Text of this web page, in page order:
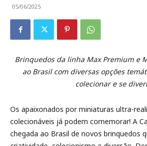
05/06/2025
Brinquedos da linha Max Premium e
ao Brasil com diversas opções
colecionar e se
Os apaixonados por miniaturas ultra-
colecionáveis já podem comemorar! A
chegada ao Brasil de novos brinquedos